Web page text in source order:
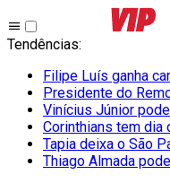
Tendências:
Filipe Luís ganha
Presidente do
Vinícius Júnior pode
Corinthians tem dia
Tapia deixa o São
Thiago Almada